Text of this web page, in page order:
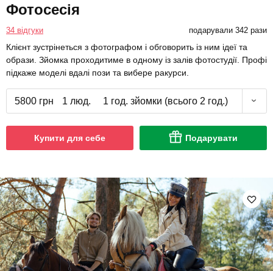
Фотосесія
34 відгуки подарували 342 рази
Клієнт зустрінеться з фотографом і обговорить із ним ідеї та
образи. Зйомка проходитиме в одному із залів фотостудії. Профі
підкаже моделі вдалі пози та вибере ракурси.
5800 грн 1 люд. 1 год. зйомки (всього 2 год.)
Купити для себе Подарувати